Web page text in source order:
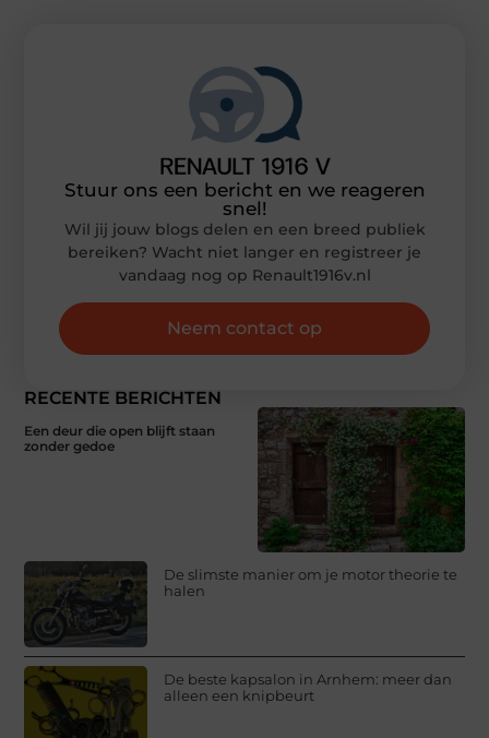
RECENTE BERICHTEN
Een deur die open blijft staan
zonder gedoe
De slimste manier om je motor theorie te
halen
De beste kapsalon in Arnhem: meer dan
alleen een knipbeurt
Stuur ons een bericht en we reageren
snel!
Wil jij jouw blogs delen en een breed publiek
bereiken? Wacht niet langer en registreer je
vandaag nog op Renault1916v.nl
Neem contact op